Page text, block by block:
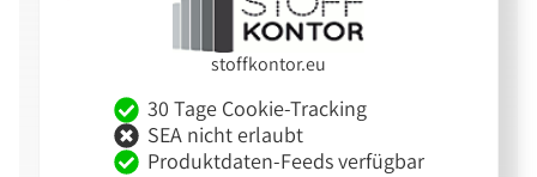
stoffkontor.eu
30 Tage Cookie-Tracking
SEA nicht erlaubt
Produktdaten-Feeds verfügbar